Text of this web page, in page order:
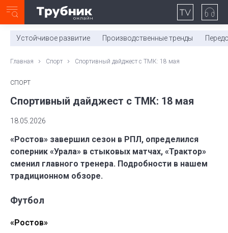
0:00/ 11:03
Устойчивое развитие Производственные тренды
Главная Спорт Спортивный дайджест с ТМК: 18 мая
СПОРТ
Спортивный дайджест с ТМК: 18 мая
18.05.2026
«Ростов» завершил сезон в РПЛ, определился
соперник «Урала» в стыковых матчах, «Трактор»
сменил главного тренера. Подробности в нашем
традиционном обзоре.
Футбол
«Ростов»